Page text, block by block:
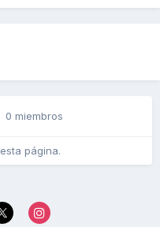
0 miembros
página.